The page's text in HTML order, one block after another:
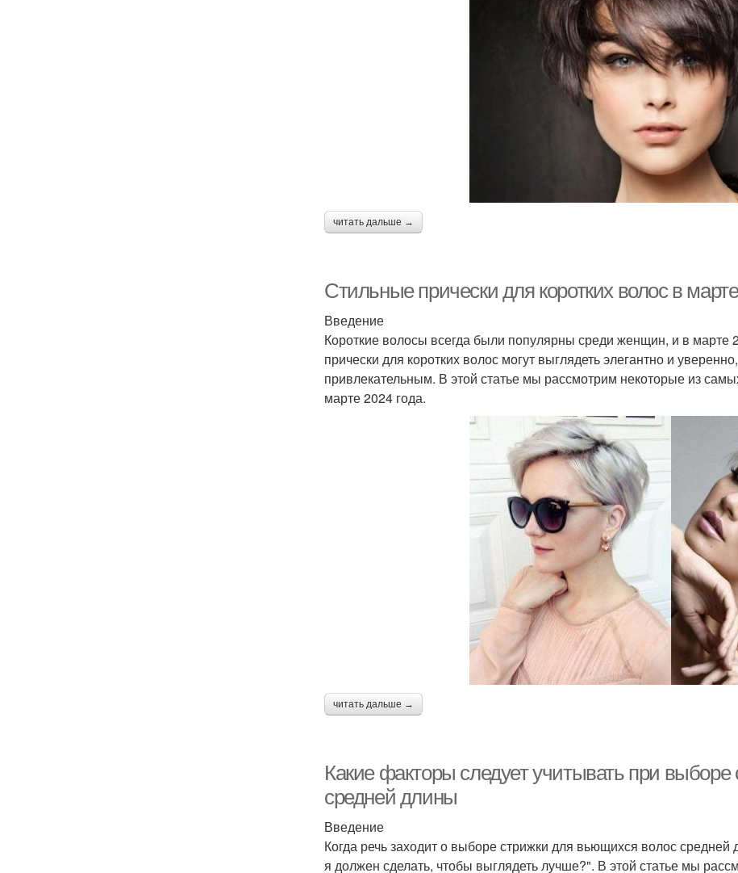
читать дальше →
Стильные прически для коротких волос в
Введение
Короткие волосы всегда были популярны среди женщин, и в марте
прически для коротких волос могут выглядеть элегантно и
привлекательным. В этой статье мы рассмотрим некоторые из
марте 2024 года.
читать дальше →
Какие факторы следует учитывать при
средней длины
Введение
Когда речь заходит о выборе стрижки для вьющихся волос
я должен сделать, чтобы выглядеть лучше?". В этой статье мы